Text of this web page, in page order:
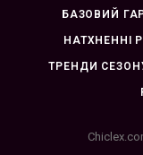
БАЗОВИЙ
НАТХНЕННІ
ТРЕНДИ